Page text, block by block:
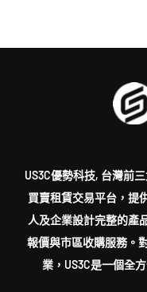
US3C優勢科技, 台灣前
買賣租賃交易平台，提
人及企業設計完整的產
報價與市區收購服務。
業，US3C是一個全